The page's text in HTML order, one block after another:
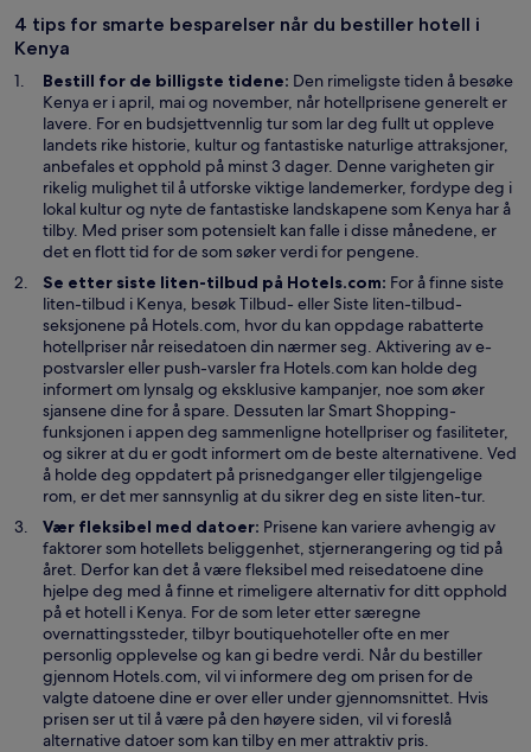
4 tips for smarte besparelser når du bestiller hotell i
Kenya
Bestill for de billigste tidene: Den rimeligste tiden å besøke
Kenya er i april, mai og november, når hotellprisene generelt er
lavere. For en budsjettvennlig tur som lar deg fullt ut oppleve
landets rike historie, kultur og fantastiske naturlige attraksjoner,
anbefales et opphold på minst 3 dager. Denne varigheten gir
rikelig mulighet til å utforske viktige landemerker, fordype deg i
lokal kultur og nyte de fantastiske landskapene som Kenya har å
tilby. Med priser som potensielt kan falle i disse månedene, er
det en flott tid for de som søker verdi for pengene.
Se etter siste liten-tilbud på Hotels.com: For å finne siste
liten-tilbud i Kenya, besøkTilbudÅ
p
n
e
s
i
e
t
n
y
t
v
i
n
d
u
- eller Siste liten-tilbud-
seksjonene på Hotels.com, hvor du kan oppdage rabatterte
hotellpriser når reisedatoen din nærmer seg. Aktivering av e-
postvarsler eller push-varsler fra Hotels.com kan holde deg
informert om lynsalg og eksklusive kampanjer, noe som øker
sjansene dine for å spare. Dessuten lar Smart Shopping-
funksjonen i appen deg sammenligne hotellpriser og fasiliteter,
og sikrer at du er godt informert om de beste alternativene. Ved
å holde deg oppdatert på prisnedganger eller tilgjengelige
rom, er det mer sannsynlig at du sikrer deg en siste liten-tur.
Vær fleksibel med datoer: Prisene kan variere avhengig av
faktorer som hotellets beliggenhet, stjernerangering og tid på
året. Derfor kan det å være fleksibel med reisedatoene dine
hjelpe deg med å finne et rimeligere alternativ for ditt opphold
på et hotell i Kenya. For de som leter etter særegne
overnattingssteder, tilbyr boutiquehoteller ofte en mer
personlig opplevelse og kan gi bedre verdi. Når du bestiller
gjennom Hotels.com, vil vi informere deg om prisen for de
valgte datoene dine er over eller under gjennomsnittet. Hvis
prisen ser ut til å være på den høyere siden, vil vi foreslå
alternative datoer som kan tilby en mer attraktiv pris.